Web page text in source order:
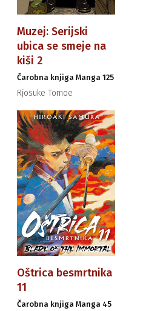
Muzej: Serijski
ubica se smeje na
kiši 2
Čarobna knjiga Manga 125
Rjosuke Tomoe
Oštrica besmrtnika
11
Čarobna knjiga Manga 45